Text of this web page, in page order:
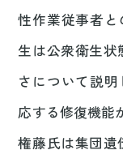
性作業従事者と
生は公衆衛生
さについて説
応する修復機能
権藤氏は集団遺